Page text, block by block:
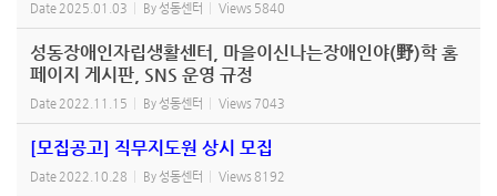
Date 2025.01.03 By성동센터 Views 5840
성동장애인자립생활센터, 마을이신나는장애인야(野)학 홈
페이지 게시판, SNS 운영 규정
Date 2022.11.15 By성동센터 Views 7043
[모집공고] 직무지도원 상시 모집
Date 2022.10.28 By성동센터 Views 8192